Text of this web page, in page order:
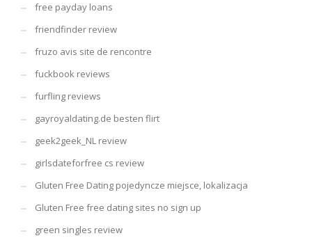
free payday loans
friendfinder review
fruzo avis site de rencontre
fuckbook reviews
furfling reviews
gayroyaldating.de besten flirt
geek2geek_NL review
girlsdateforfree cs review
Gluten Free Dating pojedyncze miejsce, lokalizacja
Gluten Free free dating sites no sign up
green singles review